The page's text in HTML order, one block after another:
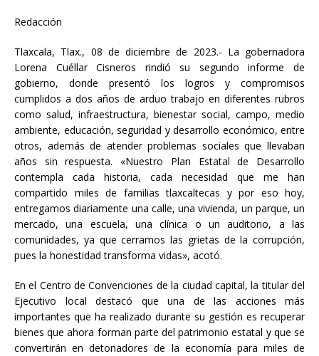
Redacción
Tlaxcala, Tlax., 08 de diciembre de 2023.- La gobernadora
Lorena Cuéllar Cisneros rindió su segundo informe de
gobierno, donde presentó los logros y compromisos
cumplidos a dos años de arduo trabajo en diferentes rubros
como salud, infraestructura, bienestar social, campo, medio
ambiente, educación, seguridad y desarrollo económico, entre
otros, además de atender problemas sociales que llevaban
años sin respuesta. «Nuestro Plan Estatal de Desarrollo
contempla cada historia, cada necesidad que me han
compartido miles de familias tlaxcaltecas y por eso hoy,
entregamos diariamente una calle, una vivienda, un parque, un
mercado, una escuela, una clínica o un auditorio, a las
comunidades, ya que cerramos las grietas de la corrupción,
pues la honestidad transforma vidas», acotó.
En el Centro de Convenciones de la ciudad capital, la titular del
Ejecutivo local destacó que una de las acciones más
importantes que ha realizado durante su gestión es recuperar
bienes que ahora forman parte del patrimonio estatal y que se
convertirán en detonadores de la economía para miles de